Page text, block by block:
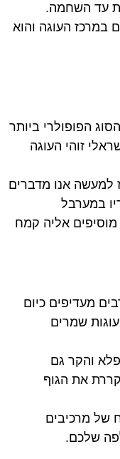
במרכז העוגה והוא
הפופולרי ביותר
זוהי העוגה
למעשה אנו מדברים
במערבל
אליה קמח
מעדיפים כיום
שמרים
והקר גם
את הגוף
של מרכיבים
שלכם.